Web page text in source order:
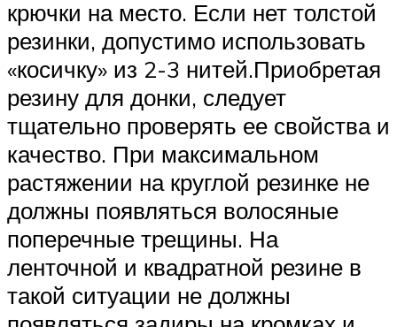
крючки на место. Если нет толстой
резинки, допустимо использовать
«косичку» из 2-3 нитей.Приобретая
резину для донки, следует
тщательно проверять ее свойства и
качество. При максимальном
растяжении на круглой резинке не
должны появляться волосяные
поперечные трещины. На
ленточной и квадратной резине в
такой ситуации не должны